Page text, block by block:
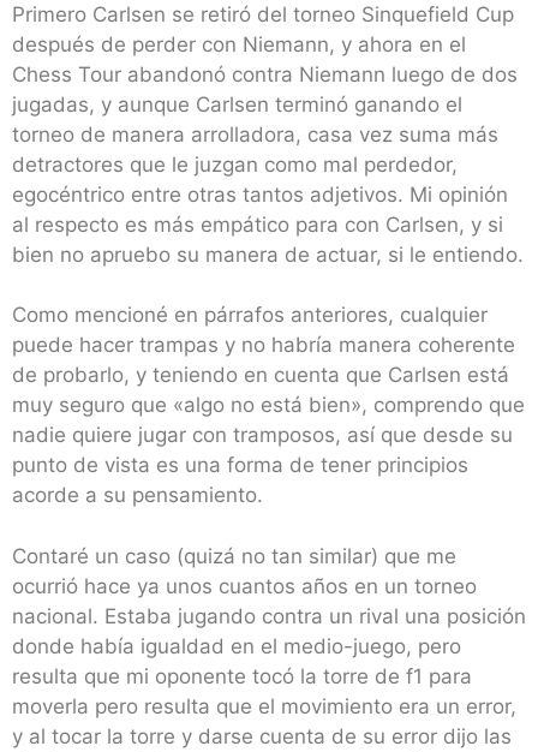
Primero Carlsen se retiró del torneo Sinquefield Cup
después de perder con Niemann, y ahora en el
Chess Tour abandonó contra Niemann luego de dos
jugadas, y aunque Carlsen terminó ganando el
torneo de manera arrolladora, casa vez suma más
detractores que le juzgan como mal perdedor,
egocéntrico entre otras tantos adjetivos. Mi opinión
al respecto es más empático para con Carlsen, y si
bien no apruebo su manera de actuar, si le entiendo.
Como mencioné en párrafos anteriores, cualquier
puede hacer trampas y no habría manera coherente
de probarlo, y teniendo en cuenta que Carlsen está
muy seguro que «algo no está bien», comprendo que
nadie quiere jugar con tramposos, así que desde su
punto de vista es una forma de tener principios
acorde a su pensamiento.
Contaré un caso (quizá no tan similar) que me
ocurrió hace ya unos cuantos años en un torneo
nacional. Estaba jugando contra un rival una posición
donde había igualdad en el medio-juego, pero
resulta que mi oponente tocó la torre de f1 para
moverla pero resulta que el movimiento era un error,
y al tocar la torre y darse cuenta de su error dijo las